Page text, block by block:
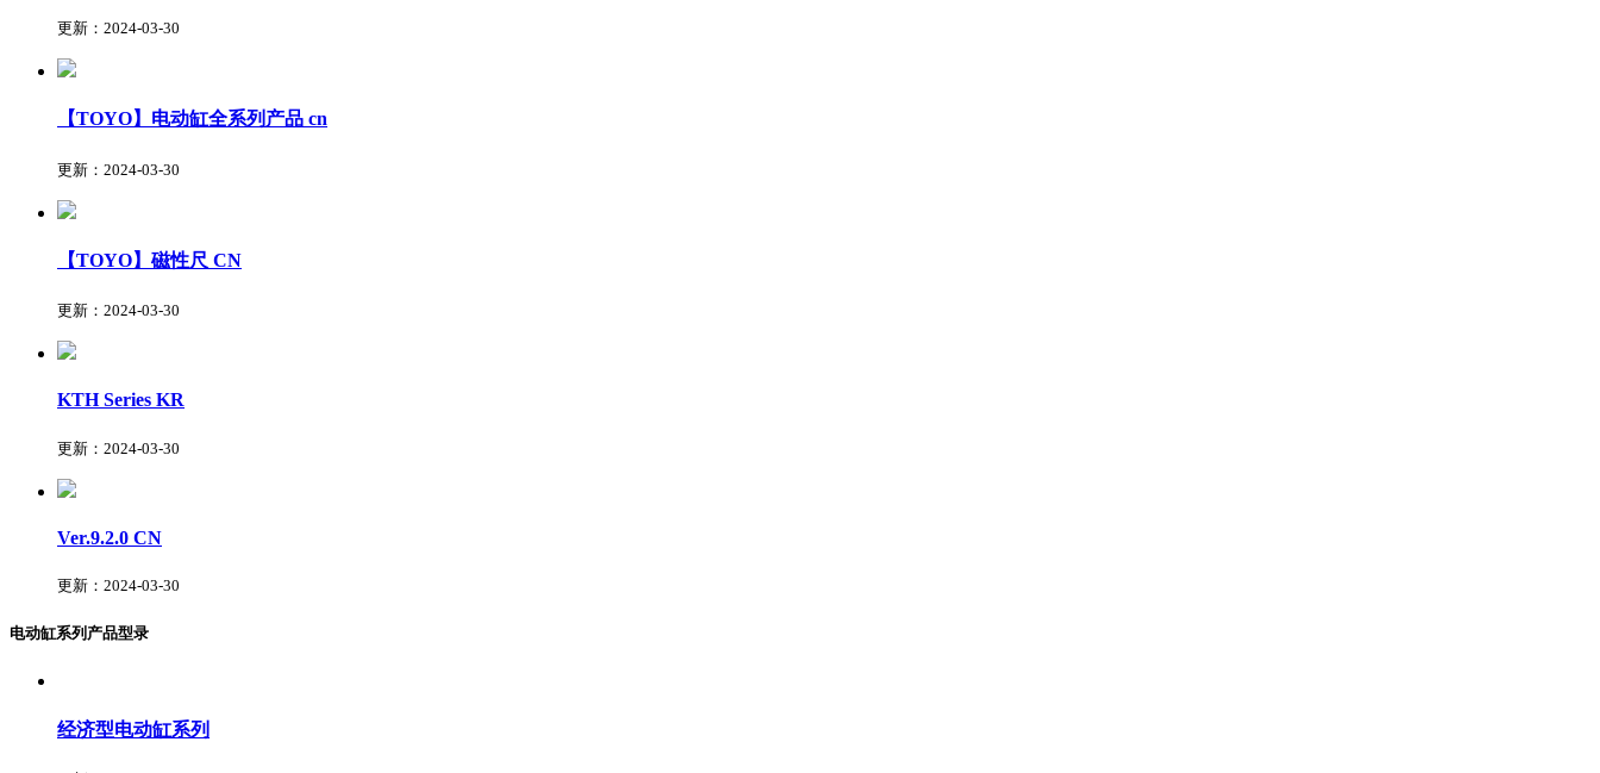
更新：2024-03-30
【TOYO】电动缸全系列产品 cn
更新：2024-03-30
【TOYO】磁性尺 CN
更新：2024-03-30
KTH Series KR
更新：2024-03-30
Ver.9.2.0 CN
更新：2024-03-30
电动缸系列产品型录
经济型电动缸系列